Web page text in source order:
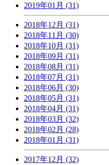
2019年01月 (31)
2018年12月 (31)
2018年11月 (30)
2018年10月 (31)
2018年09月 (31)
2018年08月 (31)
2018年07月 (31)
2018年06月 (30)
2018年05月 (31)
2018年04月 (31)
2018年03月 (32)
2018年02月 (28)
2018年01月 (31)
2017年12月 (32)